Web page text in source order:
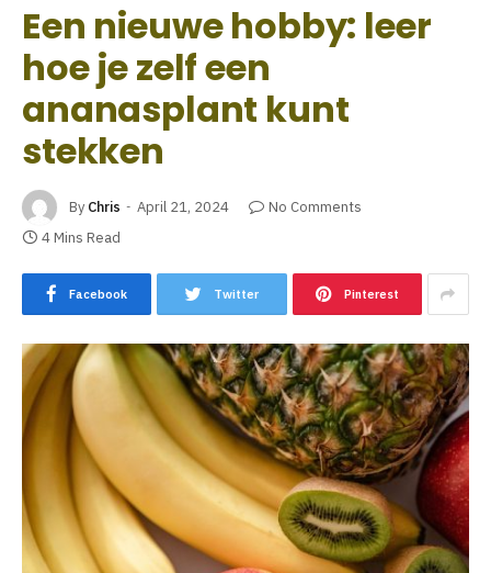
Een nieuwe hobby: leer
hoe je zelf een
ananasplant kunt
stekken
By Chris April 21, 2024
No Comments
4 Mins Read
Facebook Twitter Pinterest